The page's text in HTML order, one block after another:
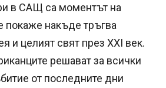
в САЩ са моментът на
покаже накъде тръгва
и целият свят през XXI век.
решават за всички
от последните дни